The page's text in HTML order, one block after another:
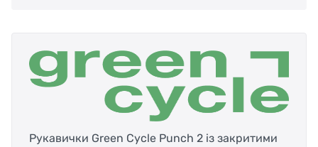
Рукавички Green Cycle Punch 2 із закритими